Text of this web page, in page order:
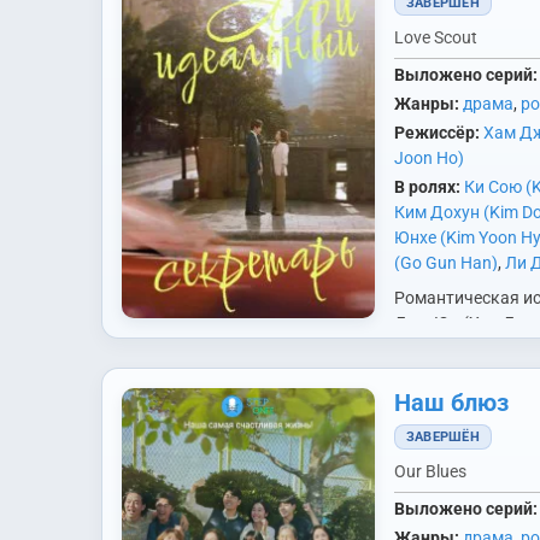
Love Scout
Выложено серий:
Жанры: драма,
Режиссёр: Хам
Joon Ho)
В ролях: Ки Сою
Ким Дохун (Kim
Юнхе (Kim Yoon
(Go Gun Han), Ли
Joon Hyuk (1984))
(Lee Jae Woo)
,Ли
Sang Hee),Пак
Kyung),Со Хевон
Хан
Хо Донвон (Heo
Гаи (Yoon Ga Yi)
(Yoon Yoo Sun)
Романтическая
Джи Юн (Хан Джи
директоре
подбору
не умеет
кроме работы, и
Наш блюз
ЗАВЕРШЁН
Our Blues
Выложено серий: